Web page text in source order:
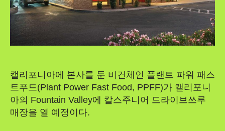
캘리포니아에 본사를 둔 비건체인 플랜트 파워 패스
트푸드(Plant Power Fast Food, PPFF)가 캘리포니
아의 Fountain Valley에 칼스주니어 드라이브쓰루
매장을 열 예정이다.